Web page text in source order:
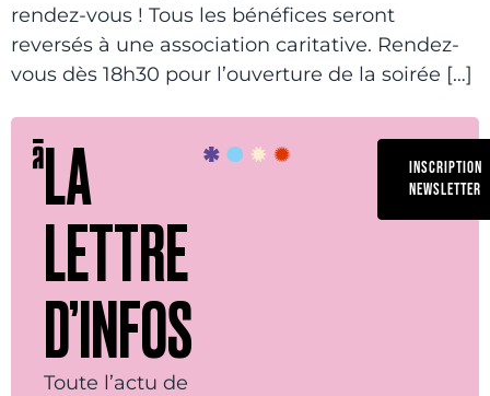
rendez-vous ! Tous les bénéfices seront
reversés à une association caritative. Rendez-
vous dès 18h30 pour l’ouverture de la soirée […]
LA
LETTRE
D’INFOS
Toute l’actu de
INSCRIPTION
NEWSLETTER